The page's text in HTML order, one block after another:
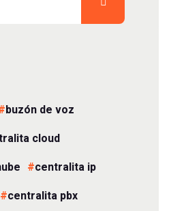
buzón de voz
cloud
centralita ip
centralita pbx